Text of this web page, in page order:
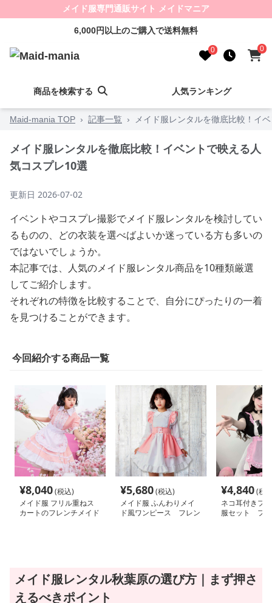
メイド服専門通販サイト メイドマニア
6,000円以上のご購入で送料無料
0 0
商品を検索する 人気ランキング
Maid-mania TOP › 記事一覧 › メイド服レンタルを徹底比較！イ
メイド服レンタルを徹底比較！イベントで映える人
気コスプレ10選
更新日 2026-07-02
イベントやコスプレ撮影でメイド服レンタルを検討してい
るものの、どの衣装を選べばよいか迷っている方も多いの
ではないでしょうか。
本記事では、人気のメイド服レンタル商品を10種類厳選
してご紹介します。
それぞれの特徴を比較することで、自分にぴったりの一着
を見つけることができます。
今回紹介する商品一覧
¥8,040(税込)
メイド服 フリル重ねス
カートのフレンチメイド
¥5,680(税込)
メイド服 ふんわりメイ
ド風ワンピース フレン
¥4,840(税
ネコ耳付きフ
服セット フ
メイド服レンタル秋葉原の選び方｜まず押さ
えるべきポイント